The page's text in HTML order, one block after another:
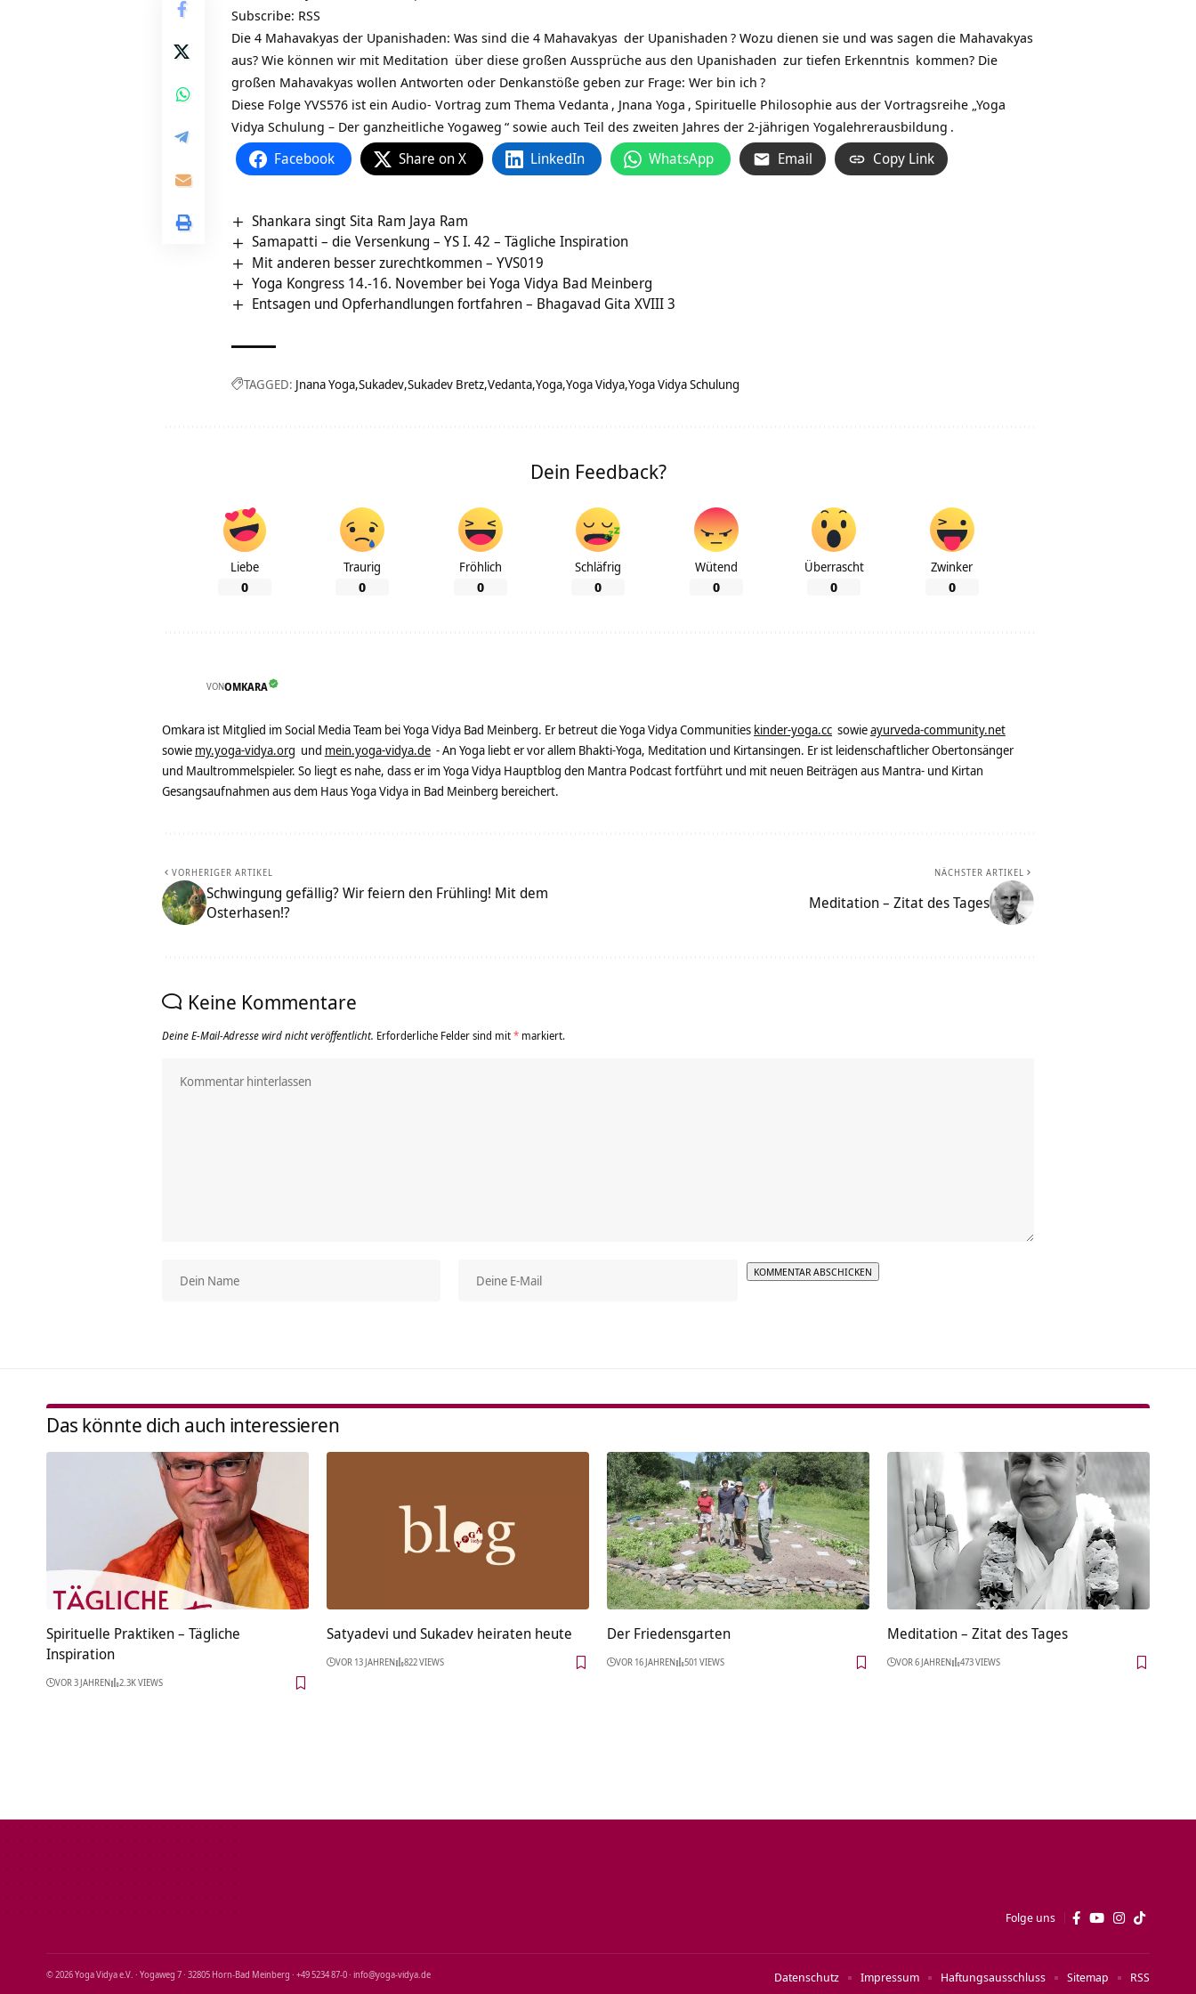
Subscribe: RSS
Die 4 Mahavakyas der Upanishaden: Was sind die 4 Mahavakyas der Upanishaden ? Wozu dienen sie und was sagen die Mahavakyas
aus? Wie können wir mit Meditation über diese großen Aussprüche aus den Upanishaden zur tiefen Erkenntnis kommen? Die
großen Mahavakyas wollen Antworten oder Denkanstöße geben zur Frage: Wer bin ich ?
Diese Folge YVS576 ist ein Audio- Vortrag zum Thema Vedanta , Jnana Yoga , Spirituelle Philosophie aus der Vortragsreihe „Yoga
Vidya Schulung – Der ganzheitliche Yogaweg “ sowie auch Teil des zweiten Jahres der 2-jährigen Yogalehrerausbildung .
Facebook Share on X LinkedIn WhatsApp Email Copy Link
Shankara singt Sita Ram Jaya Ram
Samapatti – die Versenkung – YS I. 42 – Tägliche Inspiration
Mit anderen besser zurechtkommen – YVS019
Yoga Kongress 14.-16. November bei Yoga Vidya Bad Meinberg
Entsagen und Opferhandlungen fortfahren – Bhagavad Gita XVIII 3
TAGGED: Jnana Yoga Sukadev Sukadev Bretz Vedanta Yoga Yoga Vidya Yoga Vidya Schulung
Dein Feedback?
Liebe
0
Traurig
0
Fröhlich
0
Schläfrig
0
Wütend
0
Überrascht
0
Zwinker
0
VONOMKARA
Omkara ist Mitglied im Social Media Team bei Yoga Vidya Bad Meinberg. Er betreut die Yoga Vidya Communities kinder-yoga.cc sowieayurveda-community.net
sowie my.yoga-vidya.org und mein.yoga-vidya.de - An Yoga liebt er vor allem Bhakti-Yoga, Meditation und Kirtansingen. Er ist leidenschaftlicher Obertonsänger
und Maultrommelspieler. So liegt es nahe, dass er im Yoga Vidya Hauptblog den Mantra Podcast fortführt und mit neuen Beiträgen aus Mantra- und Kirtan
Gesangsaufnahmen aus dem Haus Yoga Vidya in Bad Meinberg bereichert.
VORHERIGER ARTIKEL
Schwingung gefällig? Wir feiern den Frühling! Mit dem
Osterhasen!?
NÄCHSTER ARTIKEL
Meditation – Zitat des Tages
Keine Kommentare
Deine E-Mail-Adresse wird nicht veröffentlicht. Erforderliche Felder sind mit* markiert.
Das könnte dich auch interessieren
Spirituelle Praktiken – Tägliche
Inspiration
VOR 3 JAHREN 2.3K VIEWS
Satyadevi und Sukadev heiraten heute
VOR 13 JAHREN 822 VIEWS
Der Friedensgarten
VOR 16 JAHREN 501 VIEWS
Meditation – Zitat des Tages
VOR 6 JAHREN 473 VIEWS
Folge uns
© 2026 Yoga Vidya e.V. · Yogaweg 7 · 32805 Horn‑Bad Meinberg · +49 5234 87‑0 · info@yoga‑vidya.de Datenschutz Impressum Haftungsausschluss Sitemap RSS